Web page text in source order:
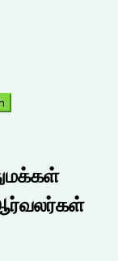
ஆர்வலர்கள்